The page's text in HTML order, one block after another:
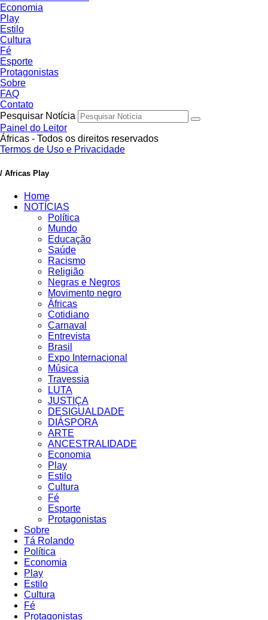
Economia
Play
Estilo
Cultura
Fé
Esporte
Protagonistas
Sobre
FAQ
Contato
Pesquisar Notícia
Painel do Leitor
Áfricas - Todos os direitos reservados
Termos de Uso e Privacidade
/ Africas Play
Home
NOTÍCIAS
Política
Mundo
Educação
Saúde
Racismo
Religião
Negras e Negros
Movimento negro
Áfricas
Cotidiano
Carnaval
Entrevista
Brasil
Expo Internacional
Música
Travessia
LUTA
JUSTIÇA
DESIGUALDADE
DIÁSPORA
ARTE
ANCESTRALIDADE
Economia
Play
Estilo
Cultura
Fé
Esporte
Protagonistas
Sobre
Tá Rolando
Política
Economia
Play
Estilo
Cultura
Fé
Protagonistas